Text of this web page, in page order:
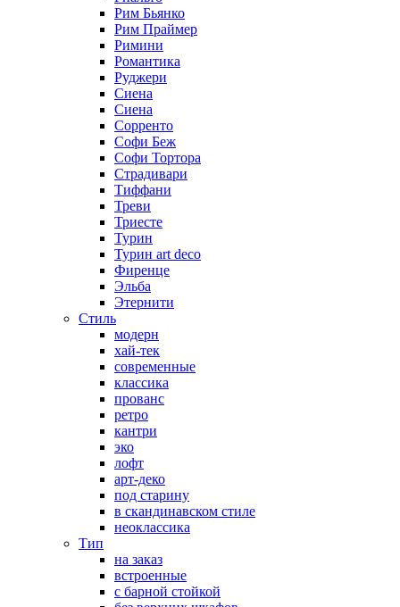
Рим Бьянко
Рим Праймер
Римини
Романтика
Руджери
Сиена
Сиена
Сорренто
Софи Беж
Софи Тортора
Страдивари
Тиффани
Треви
Триесте
Турин
Турин art deco
Фиренце
Эльба
Этернити
Стиль
модерн
хай-тек
современные
классика
прованс
ретро
кантри
эко
лофт
арт-деко
под старину
в скандинавском стиле
неоклассика
Тип
на заказ
встроенные
с барной стойкой